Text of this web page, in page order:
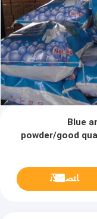
Blue
powder/good
ﺎﺘﺼﻟ ﺍﻶﻧ